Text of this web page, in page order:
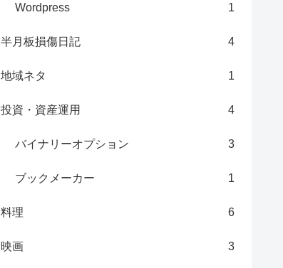
Wordpress 1
半月板損傷日記 4
地域ネタ 1
投資・資産運用 4
バイナリーオプション 3
ブックメーカー 1
料理 6
映画 3